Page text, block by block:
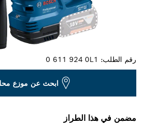
رقم الطلب:0 611 924 0L1
ابحث عن موزع محلي
مضمن في هذا الطراز